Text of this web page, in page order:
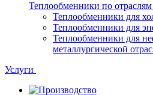
Теплообменники по
Теплообменники для
Теплообменники для
Теплообменники для
металлургической
Услуги